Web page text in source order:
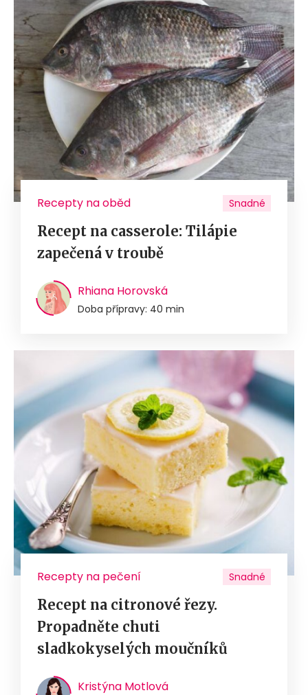
Recepty na oběd Snadné
Recept na casserole: Tilápie
zapečená v troubě
Rhiana Horovská
Doba přípravy: 40 min
Recepty na pečení Snadné
Recept na citronové řezy.
Propadněte chuti
sladkokyselých moučníků
Kristýna Motlová